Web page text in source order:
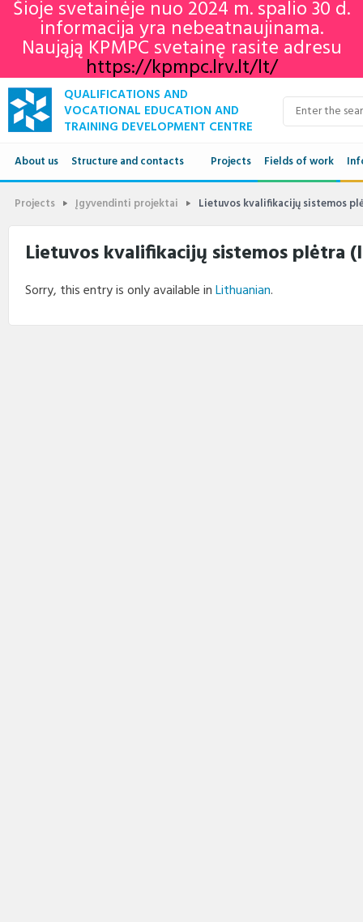
Šioje svetainėje nuo 2024 m. spalio 30 d.
informacija yra nebeatnaujinama.
Naująją KPMPC svetainę rasite adresu
https://kpmpc.lrv.lt/lt/
QUALIFICATIONS AND
VOCATIONAL EDUCATION AND
TRAINING DEVELOPMENT CENTRE
About us Structure and contacts
Structure
Projects Fields of work
Projects Įgyvendinti projektai Lietuvos kvalifikacijų sistemos
Lietuvos kvalifikacijų sistemos plėtra
Sorry, this entry is only available inLithuanian.